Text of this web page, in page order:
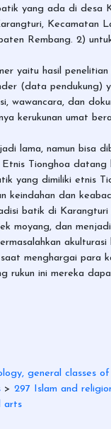
yang ada di desa
Kecamatan
Rembang. 2)
yaitu hasil
(data
wawancara, dan
kerukunan umat
lama, namun bisa
Tionghoa
yang dimiliki etnis
keindahan dan
batik di
moyang, dan
menghargai para
rukun ini mereka
general classes
> 297 Islam and
arts